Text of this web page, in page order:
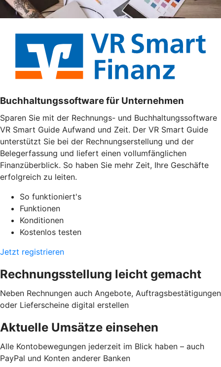
Buchhaltungssoftware für Unternehmen
Sparen Sie mit der Rechnungs- und Buchhaltungssoftware
VR Smart Guide Aufwand und Zeit. Der VR Smart Guide
unterstützt Sie bei der Rechnungserstellung und der
Belegerfassung und liefert einen vollumfänglichen
Finanzüberblick. So haben Sie mehr Zeit, Ihre Geschäfte
erfolgreich zu leiten.
So funktioniert's
Funktionen
Konditionen
Kostenlos testen
Jetzt registrieren
Rechnungsstellung leicht gemacht
Neben Rechnungen auch Angebote, Auftragsbestätigungen
oder Lieferscheine digital erstellen
Aktuelle Umsätze einsehen
Alle Kontobewegungen jederzeit im Blick haben – auch
PayPal und Konten anderer Banken